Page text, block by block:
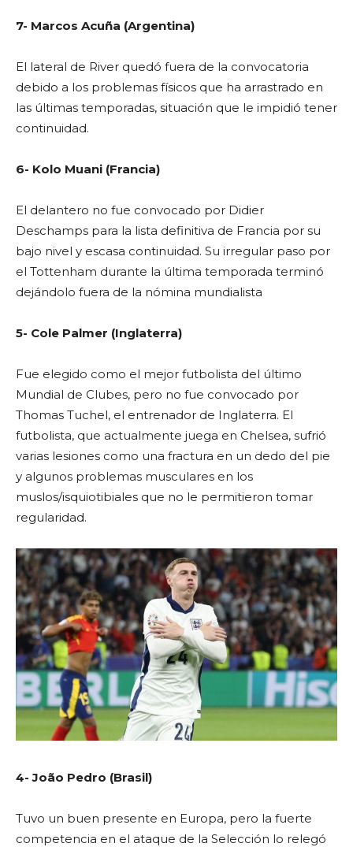
7- Marcos Acuña (Argentina)
El lateral de River quedó fuera de la convocatoria
debido a los problemas físicos que ha arrastrado en
las últimas temporadas, situación que le impidió tener
continuidad.
6- Kolo Muani (Francia)
El delantero no fue convocado por Didier
Deschamps para la lista definitiva de Francia por su
bajo nivel y escasa continuidad. Su irregular paso por
el Tottenham durante la última temporada terminó
dejándolo fuera de la nómina mundialista
5- Cole Palmer (Inglaterra)
Fue elegido como el mejor futbolista del último
Mundial de Clubes, pero no fue convocado por
Thomas Tuchel, el entrenador de Inglaterra. El
futbolista, que actualmente juega en Chelsea, sufrió
varias lesiones como una fractura en un dedo del pie
y algunos problemas musculares en los
muslos/isquiotibiales que no le permitieron tomar
regularidad.
4- João Pedro (Brasil)
Tuvo un buen presente en Europa, pero la fuerte
competencia en el ataque de la Selección lo relegó